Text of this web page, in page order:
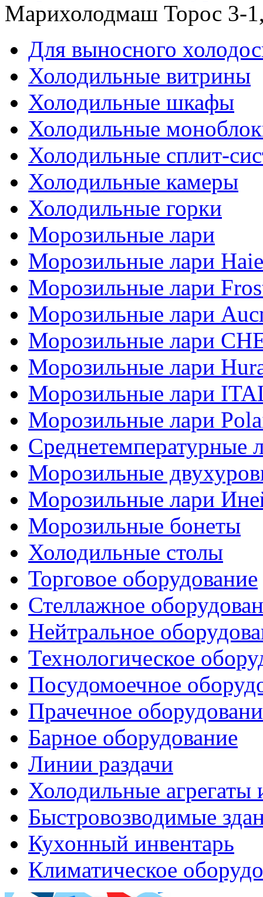
Марихолодмаш Торос 3-
Для выносного
Холодильные витрины
Холодильные шкафы
Холодильные
Холодильные сплит-
Холодильные камеры
Холодильные горки
Морозильные лари
Морозильные лари
Морозильные лари
Морозильные лари
Морозильные лари
Морозильные лари
Морозильные лари
Морозильные лари
Среднетемпературные
Морозильные
Морозильные лари
Морозильные бонеты
Холодильные столы
Торговое оборудование
Стеллажное
Нейтральное
Технологическое
Посудомоечное
Прачечное
Барное оборудование
Линии раздачи
Холодильные агрегаты
Быстровозводимые
Кухонный инвентарь
Климатическое